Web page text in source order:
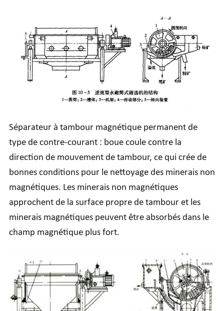
Séparateur à tambour magnétique permanent de
type de contre-courant : boue coule contre la
direction de mouvement de tambour, ce qui crée de
bonnes conditions pour le nettoyage des minerais non
magnétiques. Les minerais non magnétiques
approchent de la surface propre de tambour et les
minerais magnétiques peuvent être absorbés dans le
champ magnétique plus fort.